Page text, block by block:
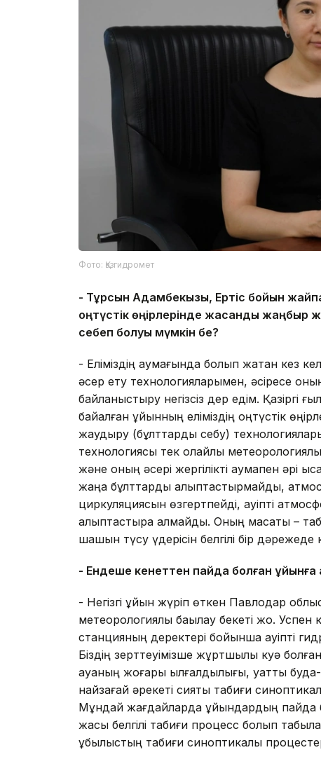
Фото: Қазгидромет
- Тұрсын Адамбекқызы, Ертіс бойын
оңтүстік өңірлерінде жасанды жаңбыр
себеп болуы мүмкін бе?
- Еліміздің аумағында болып жатқан кез
әсер ету технологияларымен, әсіресе
байланыстыру негізсіз дер едім.
байқалған құйынның еліміздің оңтүстік
жаудыру (бұлттарды себу)
технологиясы тек қолайлы
және оның әсері жергілікті аумақпен әрі
жаңа бұлттарды қалыптастырмайды,
циркуляциясын өзгертпейді, қауіпті
қалыптастыра алмайды. Оның мақсаты –
шашын түсу үдерісін белгілі бір дәрежеде
- Ендеше кенеттен пайда болған құйынға
- Негізгі құйын жүріп өткен Павлодар
метеорологиялық бақылау бекеті жоқ.
станцияның деректері бойынша қауіпті
Біздің зерттеуімізше жұртшылық куә
ауаның жоғары ылғалдылығы, қуатты
найзағай әрекеті сияқты табиғи
Мұндай жағдайларда құйындардың пайда
жақсы белгілі табиғи процесс болып
құбылыстың табиғи синоптикалық